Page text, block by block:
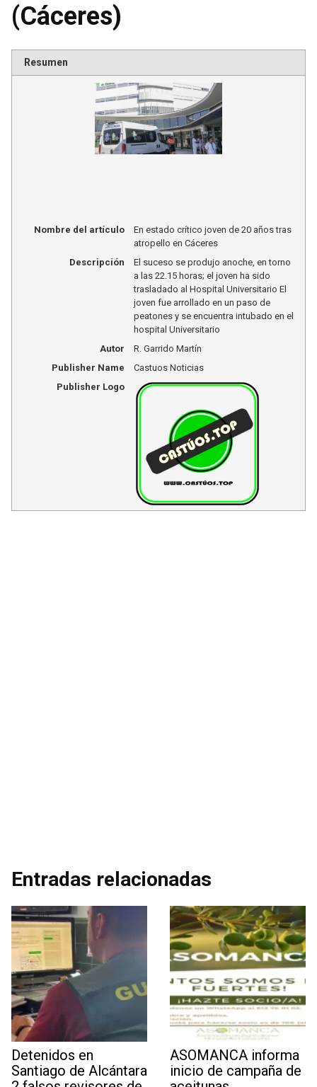
(Cáceres)
Resumen
Nombre del artículo
En estado crítico joven de 20 años tras
atropello en Cáceres
Descripción
El suceso se produjo anoche, en torno
a las 22.15 horas; el joven ha sido
trasladado al Hospital Universitario El
joven fue arrollado en un paso de
peatones y se encuentra intubado en el
hospital Universitario
Autor
R. Garrido Martín
Publisher Name
Castuos Noticias
Publisher Logo
Entradas relacionadas
Detenidos en
Santiago de Alcántara
ASOMANCA informa
inicio de campaña de